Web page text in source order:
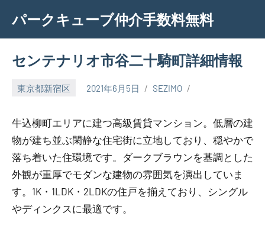
content
パークキューブ仲介手数料無料
センテナリオ市谷二十騎町詳細情報
東京都新宿区 2021年6月5日 SEZIMO
牛込柳町エリアに建つ高級賃貸マンション。低層の建
物が建ち並ぶ閑静な住宅街に立地しており、穏やかで
落ち着いた住環境です。ダークブラウンを基調とした
外観が重厚でモダンな建物の雰囲気を演出していま
す。1K・1LDK・2LDKの住戸を揃えており、シングル
やディンクスに最適です。